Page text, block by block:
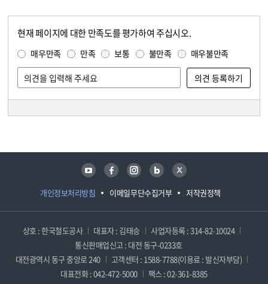
현재 페이지에 대한 만족도를 평가하여 주십시오.
매우만족 만족 보통 불만족 매우불만족
개인정보처리방침 이메일무단수집거부 저작권정책
유튜브 페이스북 인스타그램 블로그 트위터
상호 : 한국철도공사 대표자 : 김태승
사업자등록 : 314-82-10024
통신판매업신고 : 대전 동구-0233호
대전광역시 동구 중앙로 240
고객센터 : 1588-7788(이용료 : 발신자부담)
대표전화 : 042-472-5000
팩스 : 02-361-8385